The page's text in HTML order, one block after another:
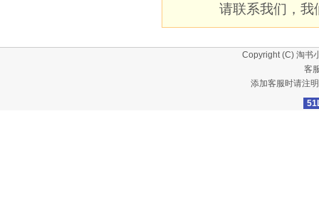
请联系我们，我
Copyright (C) 淘书
客
添加客服时请注